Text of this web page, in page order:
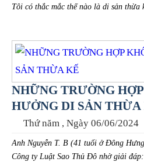
Tôi có thắc mắc thế nào là di sản
NHỮNG TRƯỜNG
HƯỞNG DI SẢN THỪA
Thứ năm , Ngày 06/06/2024
Anh Nguyễn T. B (41 tuổi ở Đông
Công ty Luật Sao Thủ Đô nhờ giải đáp: